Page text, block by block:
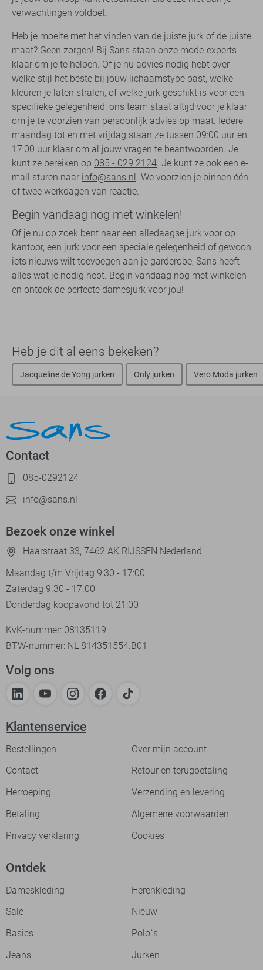
verwachtingen voldoet.
Heb je moeite met het vinden van de juiste jurk of de juiste
maat? Geen zorgen! Bij Sans staan onze mode-experts
klaar om je te helpen. Of je nu advies nodig hebt over
welke stijl het beste bij jouw lichaamstype past, welke
kleuren je laten stralen, of welke jurk geschikt is voor een
specifieke gelegenheid, ons team staat altijd voor je klaar
om je te voorzien van persoonlijk advies op maat. Iedere
maandag tot en met vrijdag staan ze tussen 09:00 uur en
17:00 uur klaar om al jouw vragen te beantwoorden. Je
kunt ze bereiken op 085 - 029 2124. Je kunt ze ook een e-
mail sturen naar info@sans.nl. We voorzien je binnen één
of twee werkdagen van reactie.
Begin vandaag nog met winkelen!
Of je nu op zoek bent naar een alledaagse jurk voor op
kantoor, een jurk voor een speciale gelegenheid of gewoon
iets nieuws wilt toevoegen aan je garderobe, Sans heeft
alles wat je nodig hebt. Begin vandaag nog met winkelen
en ontdek de perfecte damesjurk voor jou!
Heb je dit al eens bekeken?
Jacqueline de Yong jurken Only jurken Vero Moda jurken
Contact
085-0292124
info@sans.nl
Bezoek onze winkel
Haarstraat 33, 7462 AK RIJSSEN Nederland
Maandag t/m Vrijdag 9:30 - 17:00
Zaterdag 9.30 - 17.00
Donderdag koopavond tot 21:00
KvK-nummer: 08135119
BTW-nummer: NL 814351554.B01
Volg ons
Klantenservice
Bestellingen
Over mijn account
Contact
Retour en terugbetaling
Herroeping
Verzending en levering
Betaling
Algemene voorwaarden
Privacy verklaring
Cookies
Ontdek
Dameskleding
Herenkleding
Sale
Nieuw
Basics
Polo`s
Jeans
Jurken